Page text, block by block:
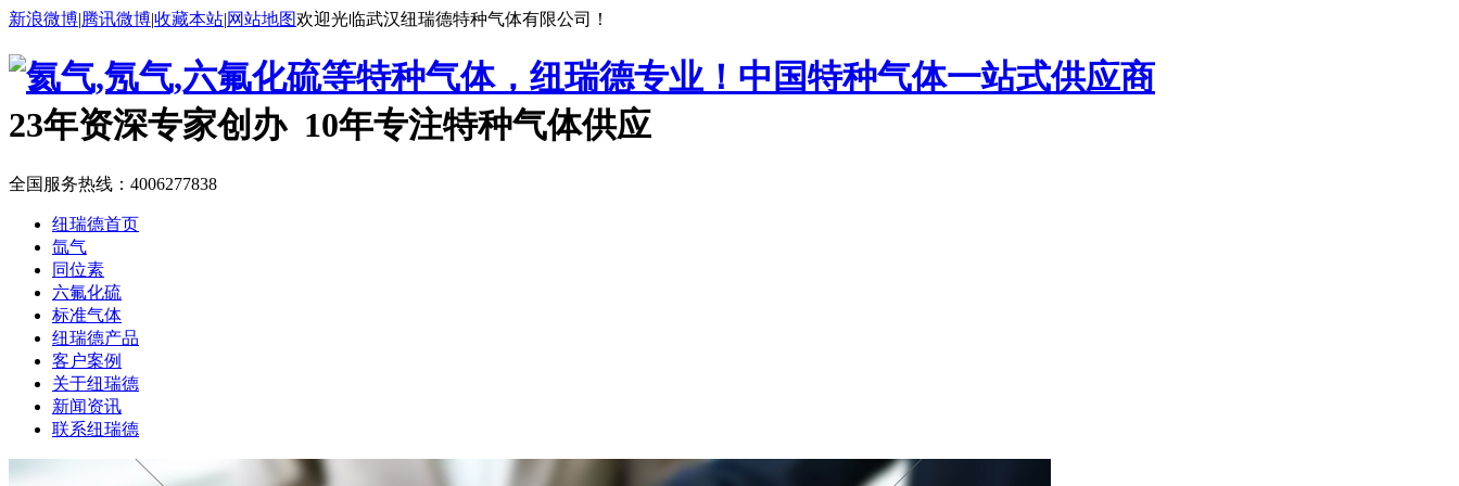
新浪微博|腾讯微博|收藏本站|网站地图欢迎光临武汉纽瑞德特种气体有限公司！
中国特种气体一站式供应商
23年资深专家创办 10年专注特种气体供应
全国服务热线： 4006277838
纽瑞德首页
氙气
同位素
六氟化硫
标准气体
纽瑞德产品
客户案例
关于纽瑞德
新闻资讯
联系纽瑞德